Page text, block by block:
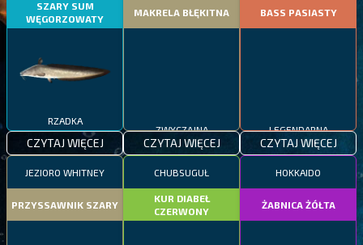
SZARY SUM
WĘGORZOWATY
RZADKA
CZYTAJ WIĘCEJ
MAKRELA BŁĘKITNA
CZYTAJ WIĘCEJ
BASS PASIASTY
CZYTAJ WIĘCEJ
JEZIORO WHITNEY
PRZYSSAWNIK SZARY
CHUBSUGUŁ
KUR DIABEŁ
CZERWONY
HOKKAIDO
ŻABNICA ŻÓŁTA